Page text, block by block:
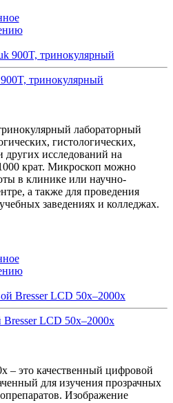
тринокулярный
лабораторный
гистологических,
других исследований на
крат. Микроскоп можно
в клинике или научно-
а также для проведения
заведениях и колледжах.
LCD 50x–2000x
– это качественный цифровой
для изучения прозрачных
Изображение